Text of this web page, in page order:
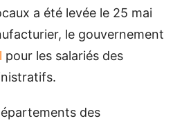
a été levée le 25 mai
le gouvernement
pour les salariés des
des